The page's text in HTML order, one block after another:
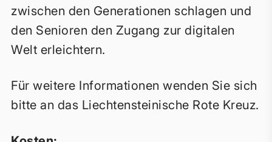
zwischen den Generationen schlagen und
den Senioren den Zugang zur digitalen
Welt erleichtern.
Für weitere Informationen wenden Sie sich
bitte an das Liechtensteinische Rote Kreuz.